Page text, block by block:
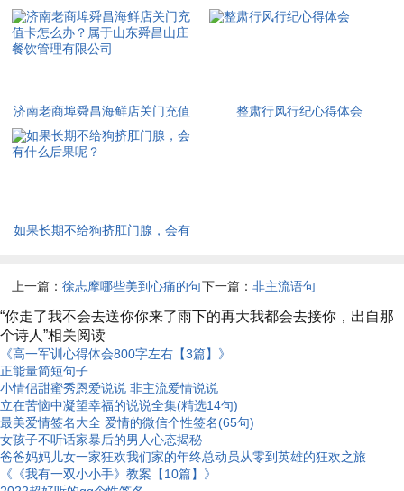
的好处公布一下
病！
济南老商埠舜昌海鲜店关门充值
卡怎么办？属于山东舜昌山庄餐
整肃行风行纪心得体会
如果长期不给狗挤肛门腺，会有
上一篇：徐志摩哪些美到心痛的句
子
下一篇： 非主流语句
“你走了我不会去送你你来了雨下的再大我都会去接你，出自那
个诗人”相关阅读
《高一军训心得体会800字左右【3篇】》
正能量简短句子
小情侣甜蜜秀恩爱说说 非主流爱情说说
立在苦恼中凝望幸福的说说全集(精选14句)
最美爱情签名大全 爱情的微信个性签名(65句)
女孩子不听话家暴后的男人心态揭秘
爸爸妈妈儿女一家狂欢我们家的年终总动员从零到英雄的狂欢之旅
《《我有一双小小手》教案【10篇】》